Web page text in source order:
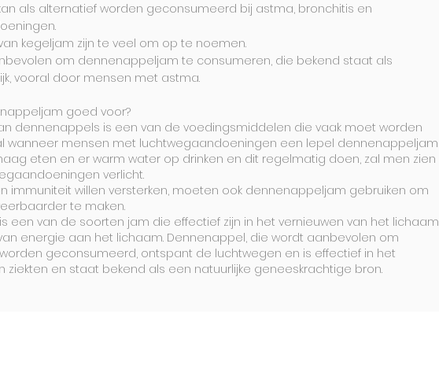
als alternatief worden geconsumeerd bij astma, bronchitis en
kegeljam zijn te veel om op te noemen.
om dennenappeljam te consumeren, die bekend staat als
vooral door mensen met astma.
goed voor?
dennenappels is een van de voedingsmiddelen die vaak moet worden
wanneer mensen met luchtwegaandoeningen een lepel dennenappeljam
eten en er warm water op drinken en dit regelmatig doen, zal men zien
verlicht.
immuniteit willen versterken, moeten ook dennenappeljam gebruiken om
te maken.
een van de soorten jam die effectief zijn in het vernieuwen van het lichaam
energie aan het lichaam. Dennenappel, die wordt aanbevolen om
geconsumeerd, ontspant de luchtwegen en is effectief in het
ziekten en staat bekend als een natuurlijke geneeskrachtige bron.